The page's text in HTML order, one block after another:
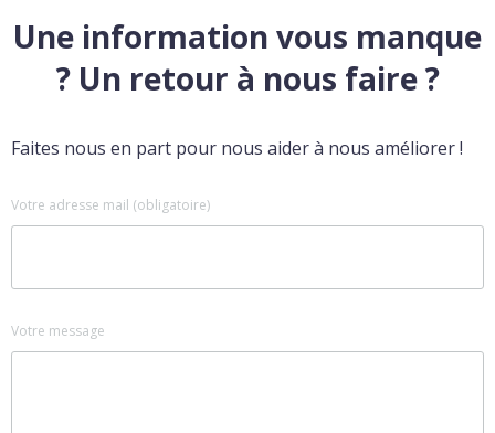
Une information vous manque
? Un retour à nous faire ?
Faites nous en part pour nous aider à nous améliorer !
Votre adresse mail (obligatoire)
Votre message